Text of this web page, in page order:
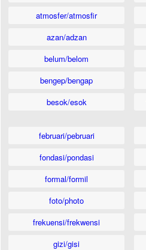
atmosfer/atmosfir
azan/adzan
belum/belom
bengep/bengap
besok/esok
februari/pebruari
fondasi/pondasi
formal/formil
foto/photo
frekuensi/frekwensi
gizi/gisi